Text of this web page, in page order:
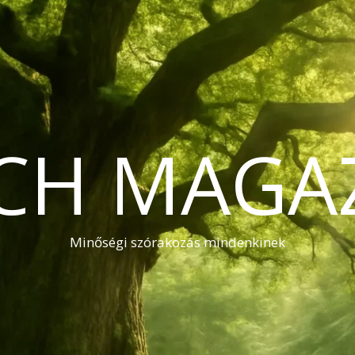
Minőségi szórakozás mindenkinek